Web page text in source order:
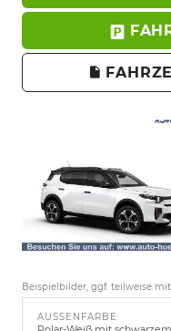
Beispielbilder, ggf. teilweise
AUSSENFARBE